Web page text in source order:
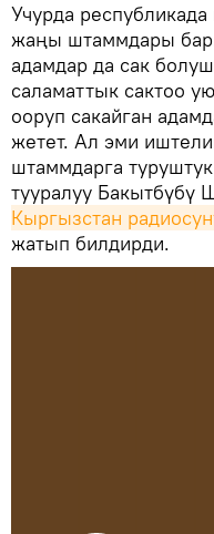
Учурда
жаңы штаммдары
адамдар да сак
саламаттык сактоо
ооруп сакайган
жетет. Ал эми
штаммдарга
тууралуу Бакытбүбү
Кыргызстан
жатып билдирди.